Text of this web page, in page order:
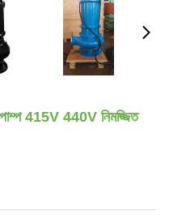
415V 440V নিমজ্জিত